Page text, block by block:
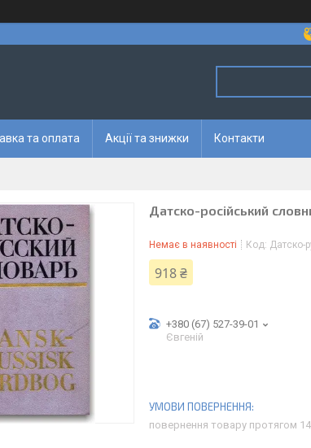
та оплата Акції та знижки Контакти
Датско-російський
Немає в наявності Код: Датско-
918 ₴
+380 (67) 527-39-01
Євгеній
повернення товару протягом 14